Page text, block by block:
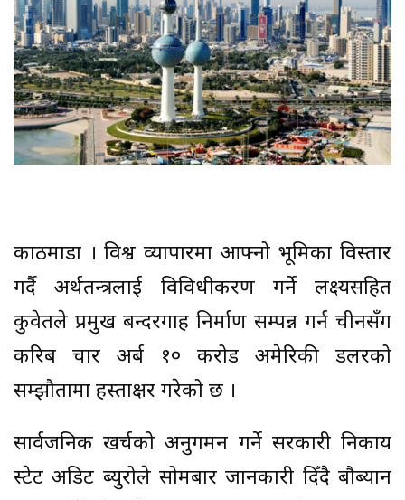
काठमाडौँ । विश्व व्यापारमा आफ्नो भूमिका विस्तार
गर्दै अर्थतन्त्रलाई विविधीकरण गर्ने लक्ष्यसहित
कुवेतले प्रमुख बन्दरगाह निर्माण सम्पन्न गर्न चीनसँग
करिब चार अर्ब १० करोड अमेरिकी डलरको
सम्झौतामा हस्ताक्षर गरेको छ ।
सार्वजनिक खर्चको अनुगमन गर्ने सरकारी निकाय
स्टेट अडिट ब्युरोले सोमबार जानकारी दिँदै बौब्यान